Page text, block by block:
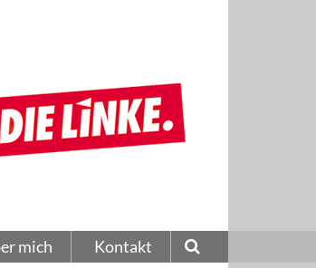
mich Kontakt